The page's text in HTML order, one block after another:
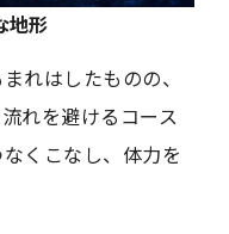
地形
れはしたものの、
れを避けるコース
くこなし、体力を